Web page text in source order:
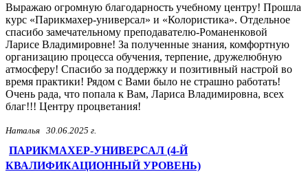
Выражаю огромную благодарность учебному центру! Прошла
курс «Парикмахер-универсал» и «Колористика». Отдельное
спасибо замечательному преподавателю-Романенковой
Ларисе Владимировне! За полученные знания, комфортную
организацию процесса обучения, терпение, дружелюбную
атмосферу! Спасибо за поддержку и позитивный настрой во
время практики! Рядом с Вами было не страшно работать!
Очень рада, что попала к Вам, Лариса Владимировна, всех
благ!!! Центру процветания!
Наталья 30.06.2025 г.
ПАРИКМАХЕР-УНИВЕРСАЛ (4-Й
КВАЛИФИКАЦИОННЫЙ УРОВЕНЬ)